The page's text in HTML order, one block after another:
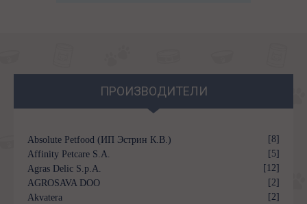
ПРОИЗВОДИТЕЛИ
Absolute Petfood (ИП Эстрин К.В.)
[8]
Affinity Petcare S.A.
[5]
Agras Delic S.p.A.
[12]
AGROSAVA DOO
[2]
Akvatera
[2]